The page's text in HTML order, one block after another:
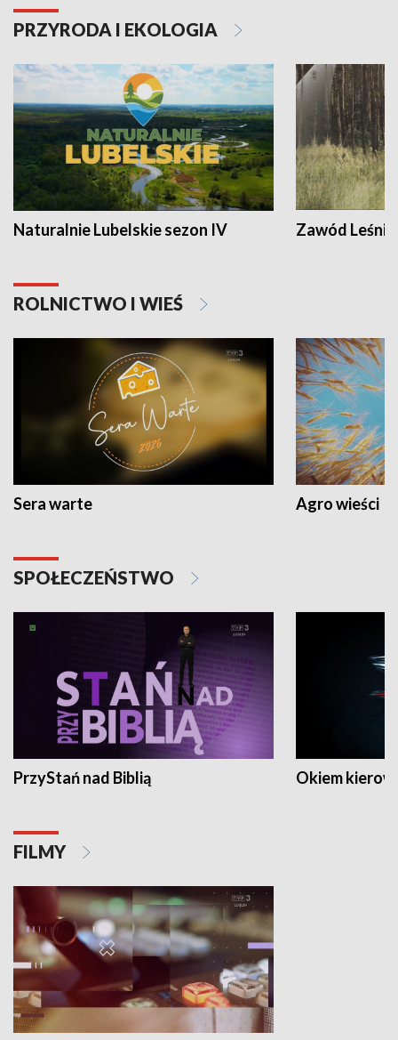
PRZYRODA I EKOLOGIA
Naturalnie Lubelskie sezon IV Zawód Leśnik
ROLNICTWO I WIEŚ
Sera warte Agro wieści
SPOŁECZEŃSTWO
PrzyStań nad Biblią Okiem
FILMY